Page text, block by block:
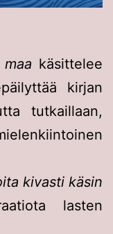
käsittelee
kirjan
tutkaillaan,
kivasti käsin
lasten